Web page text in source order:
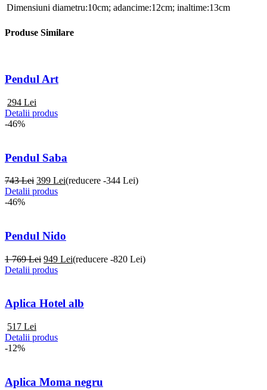
Dimensiuni diametru:10cm; adancime:12cm; inaltime:13cm
Produse Similare
Pendul Art
294 Lei
Detalii produs
-46%
Pendul Saba
743 Lei 399 Lei(reducere -344 Lei)
Detalii produs
-46%
Pendul Nido
1 769 Lei 949 Lei(reducere -820 Lei)
Detalii produs
Aplica Hotel alb
517 Lei
Detalii produs
-12%
Aplica Moma negru